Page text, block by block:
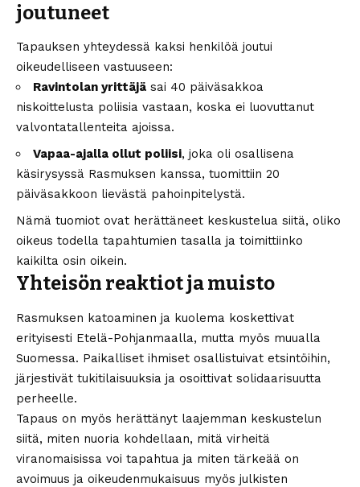
joutuneet
Tapauksen yhteydessä kaksi henkilöä joutui
oikeudelliseen vastuuseen:
Ravintolan yrittäjä sai 40 päiväsakkoa
niskoittelusta poliisia vastaan, koska ei luovuttanut
valvontatallenteita ajoissa.
Vapaa-ajalla ollut poliisi, joka oli osallisena
käsirysyssä Rasmuksen kanssa, tuomittiin 20
päiväsakkoon lievästä pahoinpitelystä.
Nämä tuomiot ovat herättäneet keskustelua siitä, oliko
oikeus todella tapahtumien tasalla ja toimittiinko
kaikilta osin oikein.
Yhteisön reaktiot ja muisto
Rasmuksen katoaminen ja kuolema koskettivat
erityisesti Etelä-Pohjanmaalla, mutta myös muualla
Suomessa. Paikalliset ihmiset osallistuivat etsintöihin,
järjestivät tukitilaisuuksia ja osoittivat solidaarisuutta
perheelle.
Tapaus on myös herättänyt laajemman keskustelun
siitä, miten nuoria kohdellaan, mitä virheitä
viranomaisissa voi tapahtua ja miten tärkeää on
avoimuus ja oikeudenmukaisuus myös julkisten